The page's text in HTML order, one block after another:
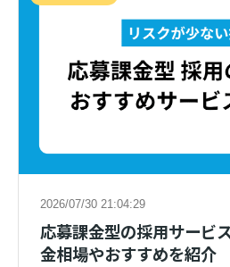
2026/07/30 21:04:29
応募課金型の採用サービ
金相場やおすすめを紹介